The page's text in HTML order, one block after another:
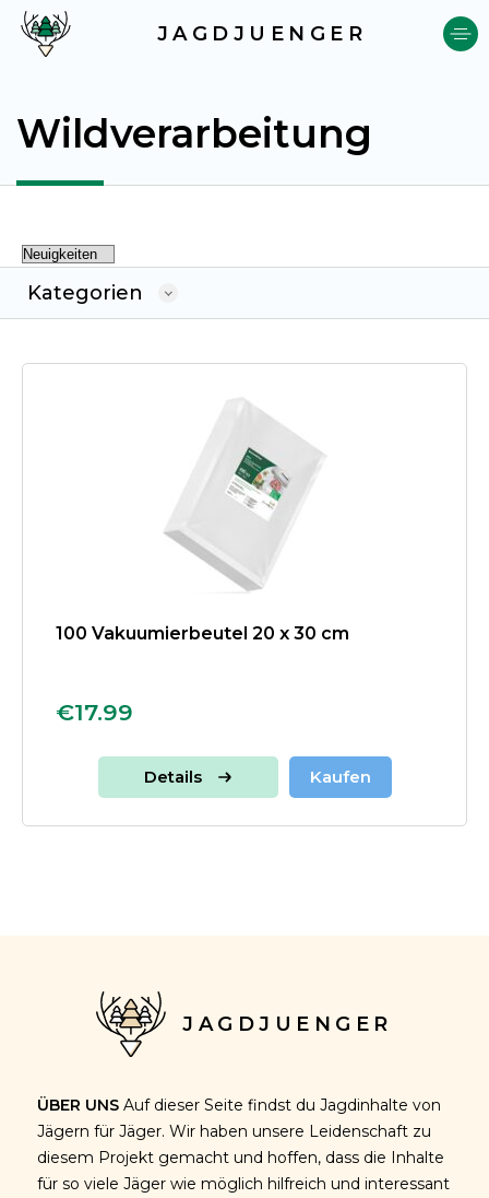
JAGDJUENGER
Wildverarbeitung
100 Vakuumierbeutel 20 x 30 cm
€17.99
Details Kaufen
Kategorien
JAGDJUENGER
ÜBER UNS Auf dieser Seite findst du Jagdinhalte von
Jägern für Jäger. Wir haben unsere Leidenschaft zu
diesem Projekt gemacht und hoffen, dass die Inhalte
für so viele Jäger wie möglich hilfreich und interessant